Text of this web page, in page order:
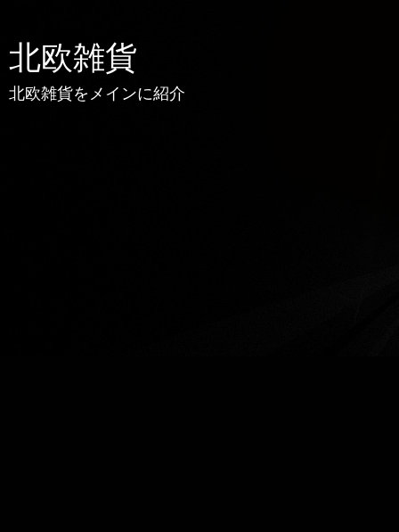
北欧雑貨
北欧雑貨をメインに紹介